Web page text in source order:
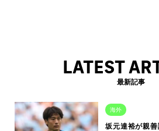
LATEST
最新記事
海外
坂元達裕が親